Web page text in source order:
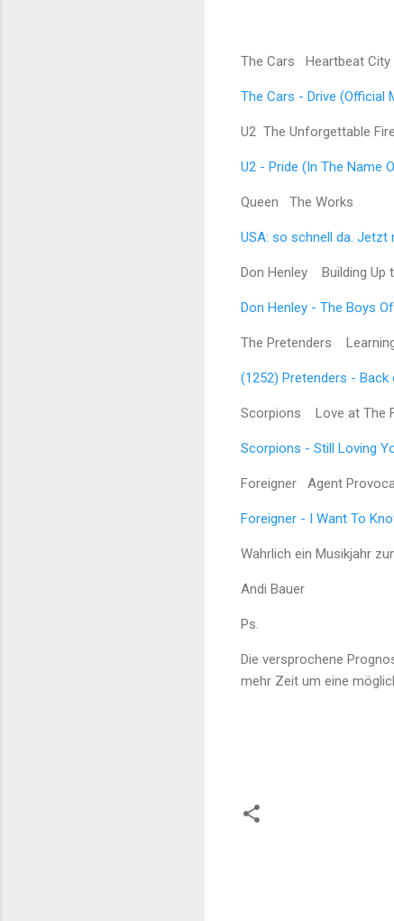
The Cars Heartbeat City
The Cars - Drive (Official
U2 The Unforgettable Fire
U2 - Pride (In The Name
Queen The Works
USA: so schnell da.
Don Henley Building Up
Don Henley - The Boys
The Pretenders
(1252) Pretenders - Back
Scorpions Love at The
Scorpions - Still Loving
Foreigner Agent
Foreigner - I Want To
Wahrlich ein Musikjahr
Andi Bauer
Ps.
Die versprochene
mehr Zeit um eine